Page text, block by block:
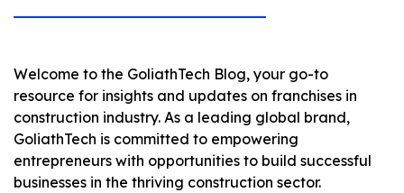
Welcome to the GoliathTech Blog, your go-to
resource for insights and updates on franchises in
construction industry. As a leading global brand,
GoliathTech is committed to empowering
entrepreneurs with opportunities to build successful
businesses in the thriving construction sector.